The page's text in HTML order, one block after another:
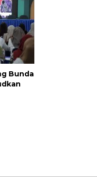
Bunda